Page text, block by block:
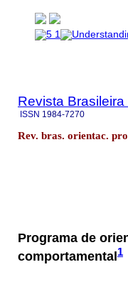
Revista
ISSN 1984-7270
Rev. bras. orientac.
Programa de
comportamental1